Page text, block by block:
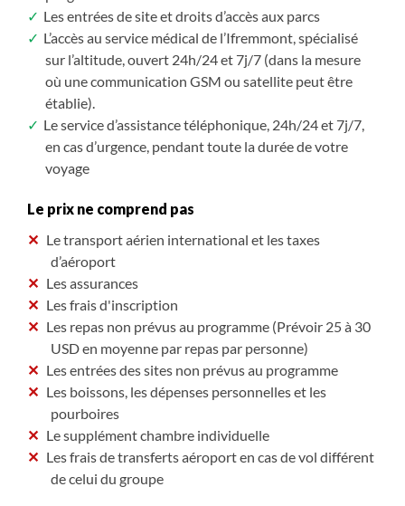
Les entrées de site et droits d’accès aux parcs
L’accès au service médical de l’Ifremmont, spécialisé
sur l’altitude, ouvert 24h/24 et 7j/7 (dans la mesure
où une communication GSM ou satellite peut être
établie).
Le service d’assistance téléphonique, 24h/24 et 7j/7,
en cas d’urgence, pendant toute la durée de votre
voyage
Le prix ne comprend pas
Le transport aérien international et les taxes
d’aéroport
Les assurances
Les frais d'inscription
Les repas non prévus au programme (Prévoir 25 à 30
USD en moyenne par repas par personne)
Les entrées des sites non prévus au programme
Les boissons, les dépenses personnelles et les
pourboires
Le supplément chambre individuelle
Les frais de transferts aéroport en cas de vol différent
de celui du groupe